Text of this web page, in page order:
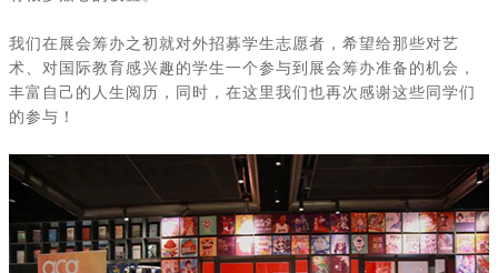
我们在展会筹办之初就对外招募学生志愿者，希望给那些对艺
术、对国际教育感兴趣的学生一个参与到展会筹办准备的机会，
丰富自己的人生阅历，同时，在这里我们也再次感谢这些同学们
的参与！